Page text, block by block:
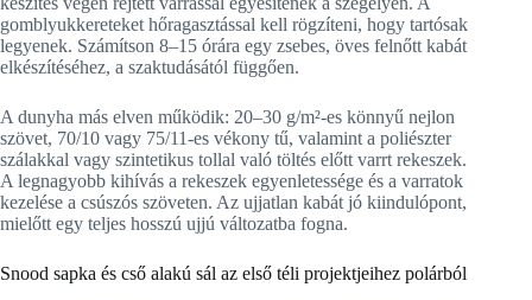
gomblyukkereteket hőragasztással kell rögzíteni, hogy tartósak
legyenek. Számítson 8–15 órára egy zsebes, öves felnőtt kabát
elkészítéséhez, a szaktudásától függően.
A dunyha más elven működik: 20–30 g/m²-es könnyű nejlon
szövet, 70/10 vagy 75/11-es vékony tű, valamint a poliészter
szálakkal vagy szintetikus tollal való töltés előtt varrt rekeszek.
A legnagyobb kihívás a rekeszek egyenletessége és a varratok
kezelése a csúszós szöveten. Az ujjatlan kabát jó kiindulópont,
mielőtt egy teljes hosszú ujjú változatba fogna.
Snood sapka és cső alakú sál az első téli projektjeihez polárból